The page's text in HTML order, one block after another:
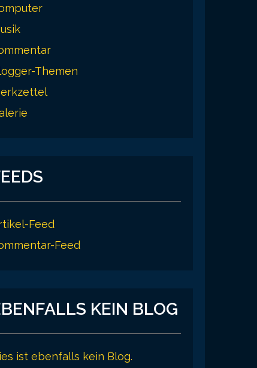
Themen
Feed
Feed
KEIN BLOG
ist ebenfalls kein Blog.